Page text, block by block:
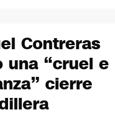
Contreras
“cruel e
cierre